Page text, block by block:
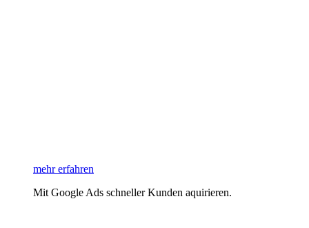
mehr erfahren
Mit Google Ads schneller Kunden aquirieren.